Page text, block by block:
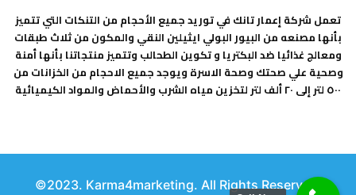
تعمل شركة إعمار تانك في توريد جميع الأحجام من التنكات التي تتميز
بأنها مصنعه من البيورالبولي ايثيلين النقي والمكون من ثلاث طبقات
ومعالج غذائيا ضد البكتريا و تكوين الطحالب وتتميز منتجاتنا بأنها أمنة
وصحية علي صحتك وصحة الاسرة ويوجد جميع الاحجام من الخزانات من
٥٠٠ لتر إلى ٢٠ ألف لتر لتخزين مياه الشرب والأحماض والمواد الكيميائية
©2023. Karma4marketing. All Rights Reserved.